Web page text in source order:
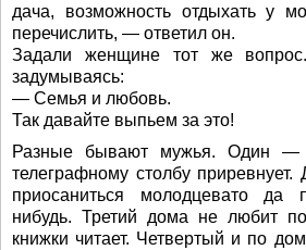
дача, возможность отдыхать у
перечислить, — ответил он.
Задали женщине тот же
задумываясь:
— Семья и любовь.
Так давайте выпьем за это!
Разные бывают мужья. Один —
телеграфному столбу
приосаниться молодцевато да
нибудь. Третий дома не любит
книжки читает. Четвертый и по